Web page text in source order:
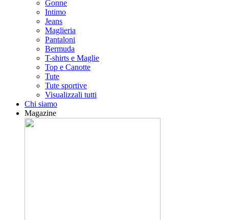
Gonne
Intimo
Jeans
Maglieria
Pantaloni
Bermuda
T-shirts e Maglie
Top e Canotte
Tute
Tute sportive
Visualizzali tutti
Chi siamo
Magazine